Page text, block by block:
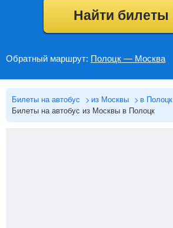
Найти билеты
Обратный маршрут: Полоцк — Москва
Билеты на автобус из Москвы
в Полоцк
Билеты на автобус из Москвы в Полоцк